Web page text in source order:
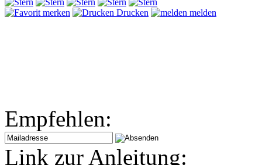
merken Drucken melden
Empfehlen:
Link zur Anleitung: